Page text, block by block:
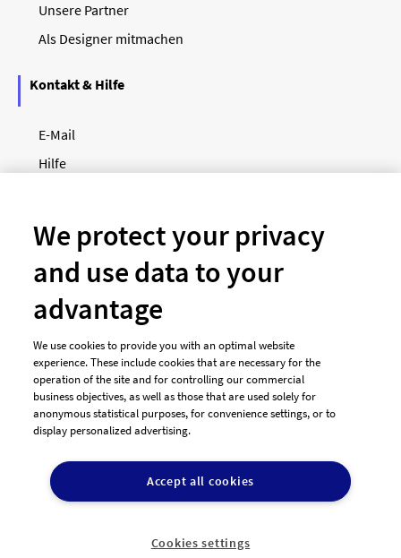
Unsere Partner
Als Designer mitmachen
Kontakt & Hilfe
E-Mail
Hilfe
Unsere Zahlungsarten
AGB Dienstleister
Datenschutz
Impressum
We protect your privacy
and use data to your
advantage
We use cookies to provide you with an optimal website
experience. These include cookies that are necessary for the
operation of the site and for controlling our commercial
business objectives, as well as those that are used solely for
anonymous statistical purposes, for convenience settings, or to
display personalized advertising.
Accept all cookies
Cookies settings